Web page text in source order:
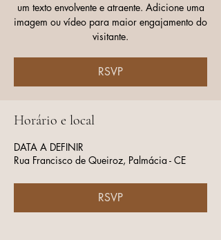
um texto envolvente e atraente. Adicione uma
imagem ou vídeo para maior engajamento do
visitante.
RSVP
Horário e local
DATA A DEFINIR
Rua Francisco de Queiroz, Palmácia - CE
RSVP